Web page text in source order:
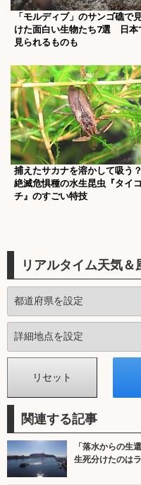
「モルディブ」のサンゴ礁で
けた面白い生物たち7選 日本
見られるものも
捕えたサカナを溶かして吸う
絶滅危惧種の水生昆虫『タイ
チ』のすごい特技
リアルタイム天気＆
関連する記事
「落水からの生
生死分けたのは